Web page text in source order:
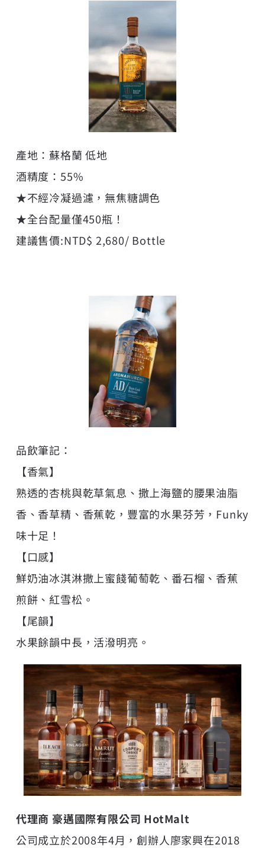
產地：蘇格蘭 低地
酒精度：55%
★不經冷凝過濾，無焦糖調色
★全台配量僅450瓶！
建議售價:NTD$ 2,680/ Bottle
品飲筆記：
【香氣】
熟透的杏桃與乾草氣息、撒上海鹽的腰果油脂
香、香草精、香蕉乾，豐富的水果芬芳，Funky
味十足！
【口感】
鮮奶油冰淇淋撒上蜜餞葡萄乾、番石榴、香蕉
煎餅、紅雪松。
【尾韻】
水果餘韻中長，活潑明亮。
代理商 豪邁國際有限公司 HotMalt
公司成立於2008年4月，創辦人廖家興在2018